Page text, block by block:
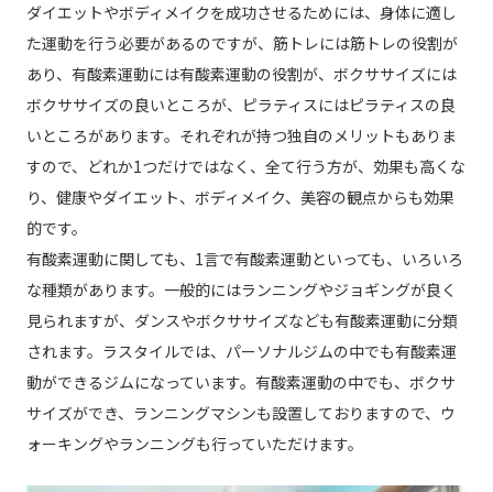
ダイエットやボディメイクを成功させるためには、身体に適し
た運動を行う必要があるのですが、筋トレには筋トレの役割が
あり、有酸素運動には有酸素運動の役割が、ボクササイズには
ボクササイズの良いところが、ピラティスにはピラティスの良
いところがあります。それぞれが持つ独自のメリットもありま
すので、どれか1つだけではなく、全て行う方が、効果も高くな
り、健康やダイエット、ボディメイク、美容の観点からも効果
的です。
有酸素運動に関しても、1言で有酸素運動といっても、いろいろ
な種類があります。一般的にはランニングやジョギングが良く
見られますが、ダンスやボクササイズなども有酸素運動に分類
されます。ラスタイルでは、パーソナルジムの中でも有酸素運
動ができるジムになっています。有酸素運動の中でも、ボクサ
サイズができ、ランニングマシンも設置しておりますので、ウ
ォーキングやランニングも行っていただけます。